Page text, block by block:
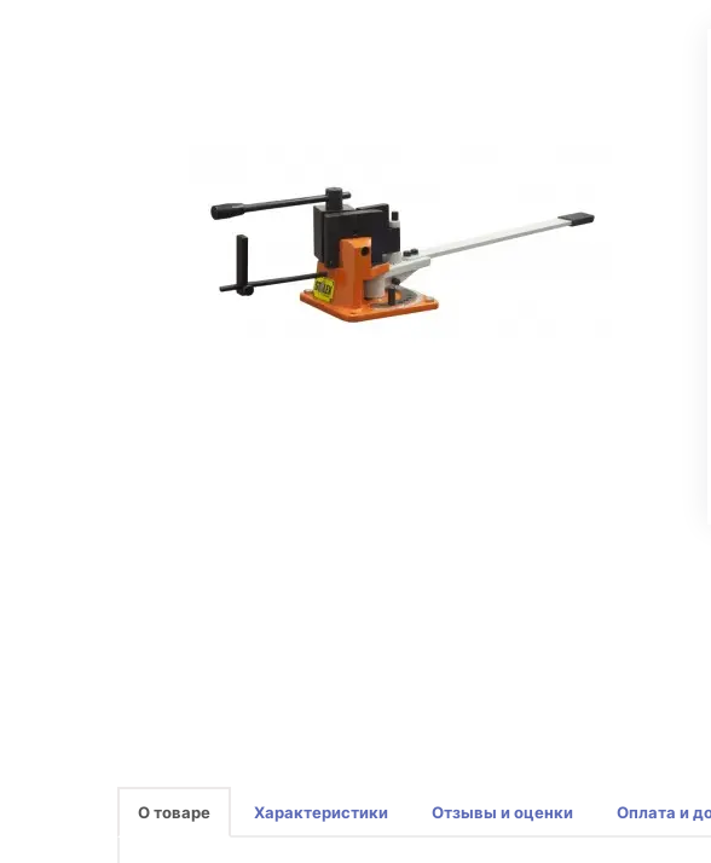
О товаре Характеристики Отзывы и оценки Оплата и